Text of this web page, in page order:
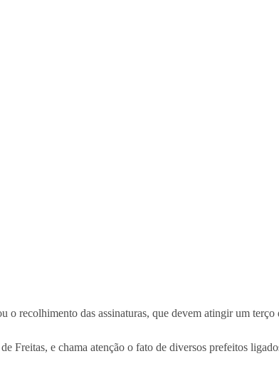
recolhimento das assinaturas, que devem atingir um terço
Freitas, e chama atenção o fato de diversos prefeitos